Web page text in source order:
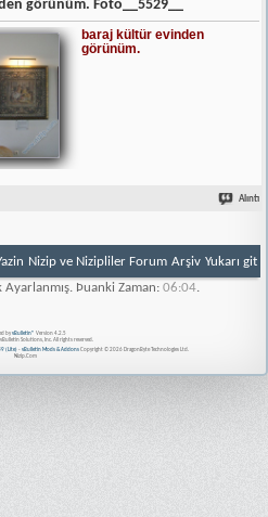
görünüm. Foto__5529__
baraj kültür evinden
görünüm.
Alıntı
Nizip ve Nizipliler Forum Arşiv Yukarı git
Þuanki Zaman: 06:04.
by vBulletin® Version 4.2.5
Solutions, Inc. All rights reserved.
(Lite)- vBulletin Mods & AddonsCopyright © 2026 DragonByte Technologies Ltd.
Nizip.Com